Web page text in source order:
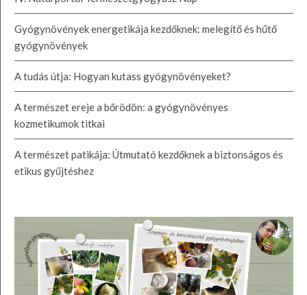
Gyógynövények energetikája kezdőknek: melegítő és hűtő
gyógynövények
A tudás útja: Hogyan kutass gyógynövényeket?
A természet ereje a bőrödön: a gyógynövényes
kozmetikumok titkai
A természet patikája: Útmutató kezdőknek a biztonságos és
etikus gyűjtéshez